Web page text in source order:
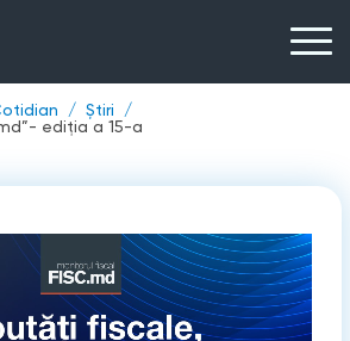
Știri
ediția a 15-a